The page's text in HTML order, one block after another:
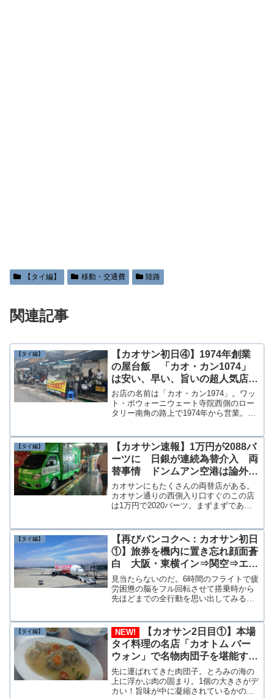
【タイ編】 移動・交通費 陸路
関連記事
【タイ編】
【カオサン初日④】1974年創業
の屋台飯 「カオ・カン1074」
は安い、早い、旨いの超人気店
ライスとおかず2品で55バーツ
お店の名前は「カオ・カン1974」。ワッ
ト・ボウォーニウェート寺院西側のロー
タリー南角の路上で1974年から営業。い
い。欧米系の旅行客も多く本場のタイ飯
を堪能している。人気メニューはマッサ
マンカレーとか。次回チャレンジしてみ
よう。
【タイ編】
【カオサン速報】1万円が2088バ
ーツに 日銀が連続為替介入 両
替事情 ドンムアン空港は論外
カオサンの高レート店は大仏バー
の向かい側
カオサンにもたくさんの両替店がある。
カオサン通りの西側入り口すぐのこの店
は1万円で2020バーツ。まずまずであ
仏の顔面が異様なムードを醸し出してい
るレストラン「マイダーリン」の向かい
側。
【タイ編】
【再びバンコクへ：カオサン初日
①】旅券を機内に置き忘れ顔面蒼
白 大阪・東横イン⇒関空⇒エア
アジア：機内は寒い⇒カオサンへ
見当たらないのだ。6時間のフライトで疲
労困憊の脳をフル回転させて搭乗時から
先ほどまでの全行動を思い出してみる
出しTDAC（タイデジタル入国カード）
を作成していた。その際にパスポートを
取り出して番号を確認していたような。
であるならば自分が座っていたシートの
横の隙間かフロア下に落ちているはず
【タイ編】 NEW!
【カオサン2日目①】本場
タイ料理の名店「カオトム バー
ウォン」で名物肉団子を堪能す
る
先に運ばれてきた肉団子。とろみの海の
上に浮かぶ肉の固まり。1個の大きさがデ
カい！旨味が中に凝縮されているかのよ